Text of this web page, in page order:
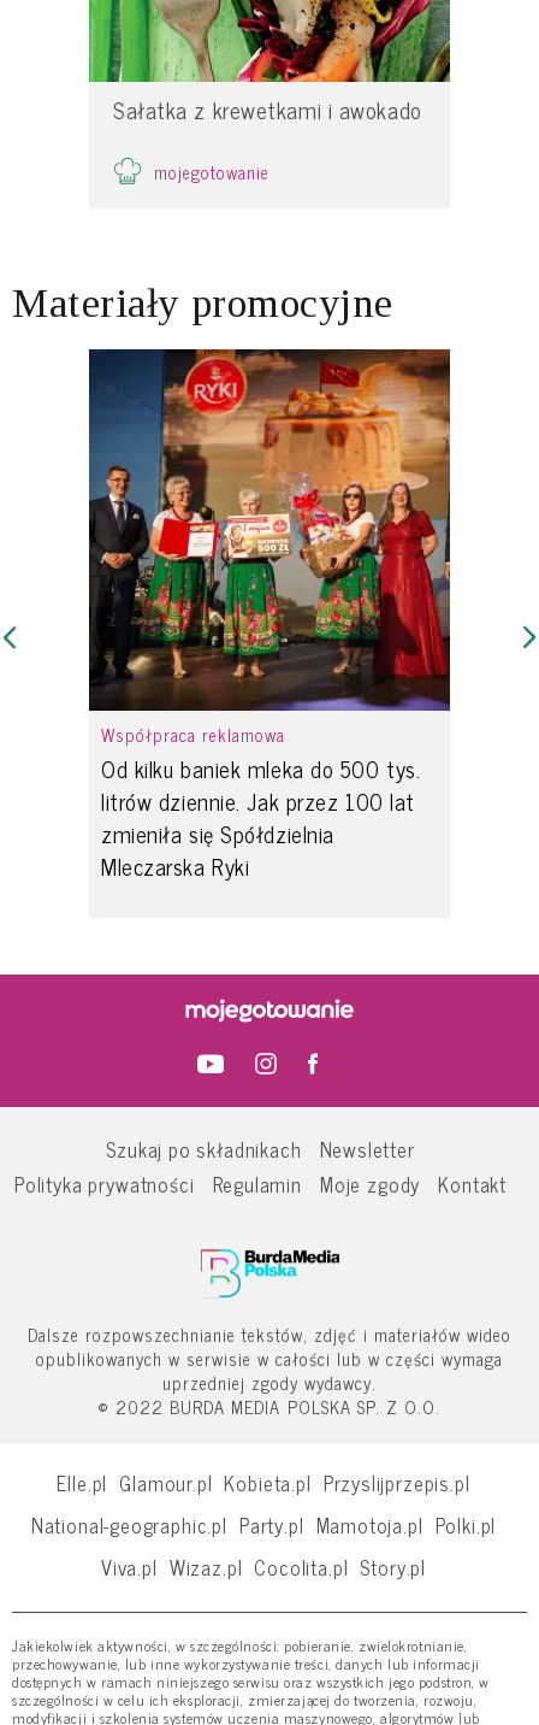
Sałatka z krewetkami i awokado
mojegotowanie
Materiały promocyjne
Współpraca reklamowa
Od kilku baniek mleka do 500 tys.
litrów dziennie. Jak przez 100 lat
zmieniła się Spółdzielnia
Mleczarska Ryki
Szukaj po składnikach
Newsletter
Polityka prywatności
Regulamin Moje zgody Kontakt
Dalsze rozpowszechnianie tekstów, zdjęć i materiałów wideo
opublikowanych w serwisie w całości lub w części wymaga
uprzedniej zgody wydawcy.
© 2022 BURDA MEDIA POLSKA SP. Z O.O.
Elle.pl Glamour.pl Kobieta.pl Przyslijprzepis.pl
National-geographic.pl Party.pl Mamotoja.pl Polki.pl
Viva.pl Wizaz.pl Cocolita.pl Story.pl
Jakiekolwiek aktywności, w szczególności: pobieranie, zwielokrotnianie,
przechowywanie, lub inne wykorzystywanie treści, danych lub informacji
dostępnych w ramach niniejszego serwisu oraz wszystkich jego podstron, w
szczególności w celu ich eksploracji, zmierzającej do tworzenia, rozwoju,
modyfikacji i szkolenia systemów uczenia maszynowego, algorytmów lub